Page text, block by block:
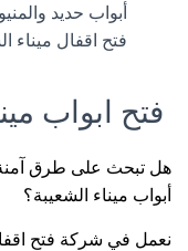
أبواب حديد
فتح اقفال ميناء
فتح ابواب
هل تبحث على طرق آمنة
أبواب ميناء الشعيبة؟
نعمل في شركة فتح